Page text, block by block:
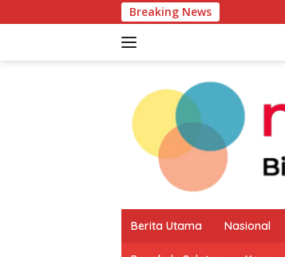
ke
Breaking News
Berita Utama Nasional